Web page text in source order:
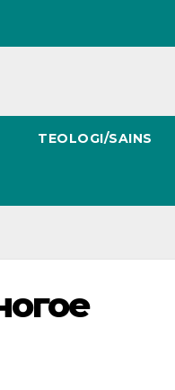
TEOLOGI/SAINS